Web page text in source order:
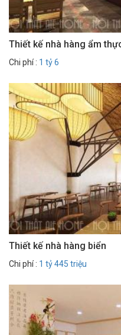
Thiết kế nhà hàng ẩm
Chi phí : 1 tỷ 6
Thiết kế nhà hàng biển
Chi phí : 1 tỷ 445 triệu